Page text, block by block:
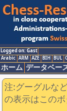
Logged on: Gast
Arabic ARM AZE BIH BUL
ホーム データベー
注:グーグルな
の表示はこの